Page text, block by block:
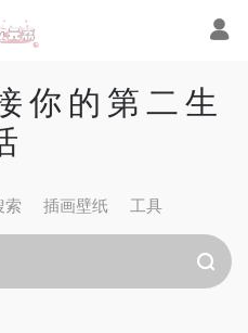
你的第二生
索 插画壁纸 工具